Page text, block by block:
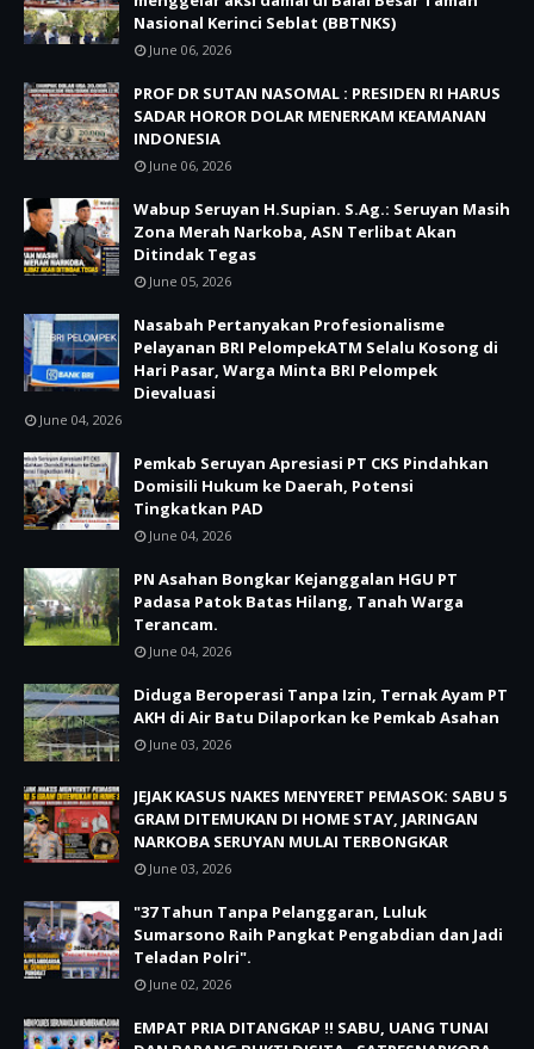
Nasional Kerinci Seblat (BBTNKS)
June 06, 2026
PROF DR SUTAN NASOMAL : PRESIDEN RI HARUS
SADAR HOROR DOLAR MENERKAM KEAMANAN
INDONESIA
June 06, 2026
Wabup Seruyan H.Supian. S.Ag.: Seruyan Masih
Zona Merah Narkoba, ASN Terlibat Akan
Ditindak Tegas
June 05, 2026
Nasabah Pertanyakan Profesionalisme
Pelayanan BRI PelompekATM Selalu Kosong di
Hari Pasar, Warga Minta BRI Pelompek
Dievaluasi
June 04, 2026
Pemkab Seruyan Apresiasi PT CKS Pindahkan
Domisili Hukum ke Daerah, Potensi
Tingkatkan PAD
June 04, 2026
PN Asahan Bongkar Kejanggalan HGU PT
Padasa Patok Batas Hilang, Tanah Warga
Terancam.
June 04, 2026
Diduga Beroperasi Tanpa Izin, Ternak Ayam PT
AKH di Air Batu Dilaporkan ke Pemkab Asahan
June 03, 2026
JEJAK KASUS NAKES MENYERET PEMASOK: SABU 5
GRAM DITEMUKAN DI HOME STAY, JARINGAN
NARKOBA SERUYAN MULAI TERBONGKAR
June 03, 2026
"37 Tahun Tanpa Pelanggaran, Luluk
Sumarsono Raih Pangkat Pengabdian dan Jadi
Teladan Polri".
June 02, 2026
EMPAT PRIA DITANGKAP !! SABU, UANG TUNAI